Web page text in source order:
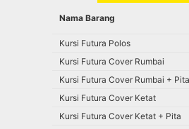
Nama Barang
Kursi Futura Polos
Kursi Futura Cover Rumbai
Kursi Futura Cover Rumbai + Pita
Kursi Futura Cover Ketat
Kursi Futura Cover Ketat + Pita